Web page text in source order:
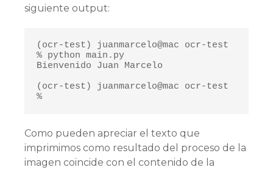
siguiente output:
(ocr-test) juanmarcelo@mac ocr-test
% python main.py
Bienvenido Juan Marcelo
(ocr-test) juanmarcelo@mac ocr-test
%
Como pueden apreciar el texto que
imprimimos como resultado del proceso de la
imagen coincide con el contenido de la